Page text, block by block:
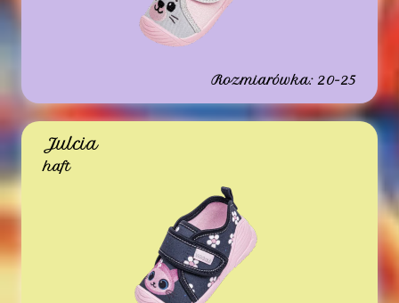
Rozmiarówka: 20-25
Julcia
haft